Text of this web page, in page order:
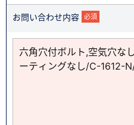
お問い合わせ内容 必須